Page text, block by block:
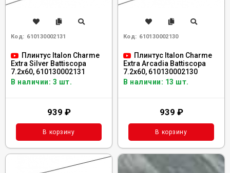
Код: 610130002131
Плинтус Italon Charme
Extra Silver Battiscopa
7.2x60, 610130002131
В наличии: 3 шт.
939 ₽
В корзину
Код: 610130002130
Плинтус Italon Charme
Extra Arcadia Battiscopa
7.2x60, 610130002130
В наличии: 13 шт.
939 ₽
В корзину